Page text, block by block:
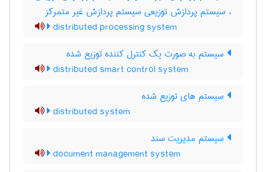
، سیستم پردازش توزیعی سیستم پردازش غیر متمرکز
distributed processing system
سیستم به صورت یک کنترل کننده توزیع شده
distributed smart control system
سیستم های توزیع شده
distributed system
سیستم مدیریت سند
document management system